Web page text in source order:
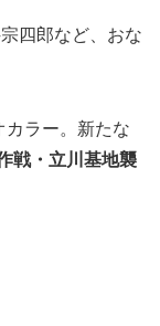
四郎など、おな
カラー。新たな
戦・立川基地襲